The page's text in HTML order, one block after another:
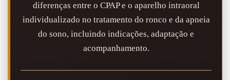
diferenças entre o CPAP e o aparelho intraoral
individualizado no tratamento do ronco e da apneia
do sono, incluindo indicações, adaptação e
acompanhamento.